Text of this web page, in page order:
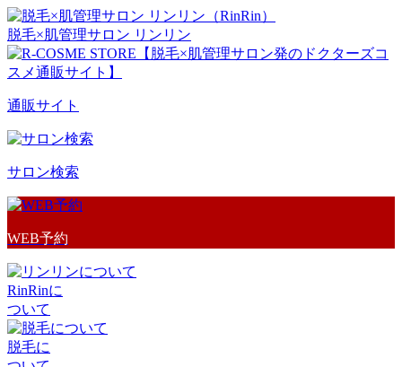
脱毛×肌管理サロン リンリン
通販サイト
サロン検索
WEB予約
RinRinに
ついて
脱毛に